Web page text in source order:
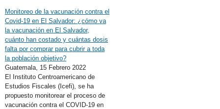
Monitoreo de la vacunación contra el
Covid-19 en El Salvador: ¿cómo va
la vacunación en El Salvador,
cuánto han costado y cuántas dosis
falta por comprar para cubrir a toda
la población objetivo?
Guatemala, 15 Febrero 2022
El Instituto Centroamericano de
Estudios Fiscales (Icefi), se ha
propuesto monitorear el proceso de
vacunación contra el COVID-19 en